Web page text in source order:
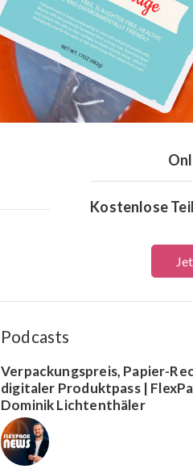
Kostenlose
Podcasts
Verpackungspreis, Papier-
digitaler Produktpass |
Dominik Lichtenthäler